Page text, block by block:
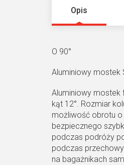
Opis
O 90°
Aluminiowy mostek
Aluminiowy mostek
kąt 12°. Rozmiar
możliwość obrotu o
bezpiecznego
podczas podróży
podczas
na bagażnikach